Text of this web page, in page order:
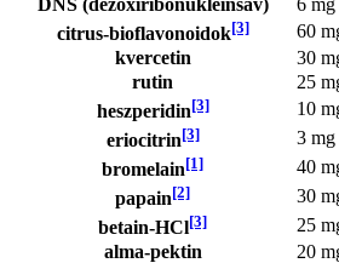
citrus-bioflavonoidok[3]
60
kvercetin
30
rutin
25
heszperidin[3]
10
eriocitrin[3]
3 mg
bromelain[1]
40
papain[2]
30
betain-HCl[3]
25
alma-pektin
20